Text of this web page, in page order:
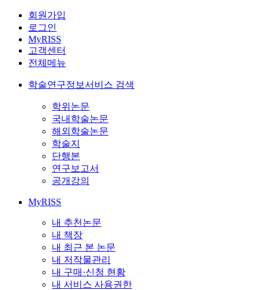
회원가입
로그인
MyRISS
고객센터
전체메뉴
학술연구정보서비스 검색
학위논문
국내학술논문
해외학술논문
학술지
단행본
연구보고서
공개강의
MyRISS
내 추천논문
내 책장
내 최근 본 논문
내 저작물관리
내 구매·신청 현황
내 서비스 사용권한